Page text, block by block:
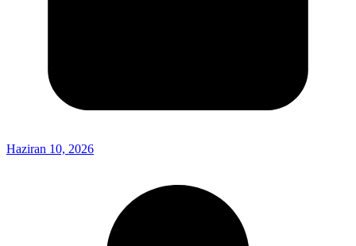
Haziran 10, 2026